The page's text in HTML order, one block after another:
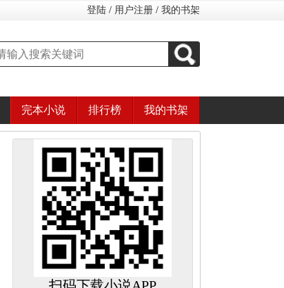
登陆 / 用户注册 / 我的书架
完本小说 排行榜 我的书架